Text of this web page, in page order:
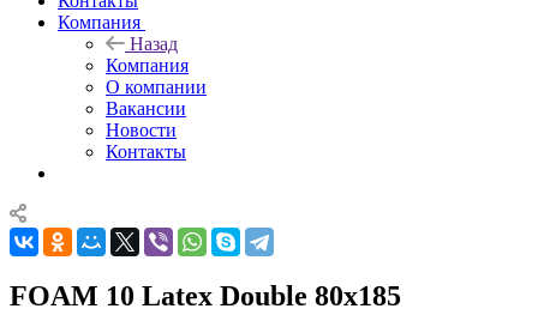
Компания
Назад
Компания
О компании
Вакансии
Новости
Контакты
FOAM 10 Latex Double 80x185